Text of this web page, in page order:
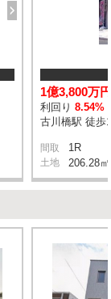
1億3,800万円
利回り 8.54%
古川橋駅 徒歩
間取 1R
土地 206.28㎡